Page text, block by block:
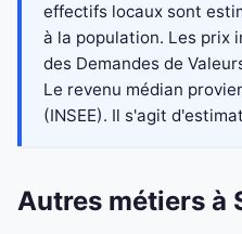
effectifs locaux sont
à la population. Les prix
des Demandes de
Le revenu médian
(INSEE). Il s'agit
Autres métiers à